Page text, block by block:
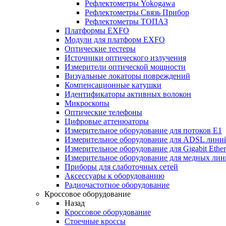
Рефлектометры Yokogawa
Рефлектометры Связь Прибор
Рефлектометры ТОПАЗ
Платформы EXFO
Модули для платформ EXFO
Оптические тестеры
Источники оптического излучения
Измерители оптической мощности
Визуальные локаторы повреждений
Компенсационные катушки
Идентификаторы активных волокон
Микроскопы
Оптические телефоны
Цифровые аттенюаторы
Измерительное оборудование для потоков Е1
Измерительное оборудование для ADSL
Измерительное оборудование для Gigabit
Измерительное оборудование для медных
Приборы для слаботочных сетей
Аксессуары к оборудованию
Радиочастотное оборудование
Кроссовое оборудование
Назад
Кроссовое оборудование
Стоечные кроссы